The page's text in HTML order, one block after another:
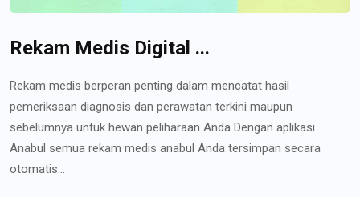
Rekam Medis Digital ...
Rekam medis berperan penting dalam mencatat hasil
pemeriksaan diagnosis dan perawatan terkini maupun
sebelumnya untuk hewan peliharaan Anda Dengan aplikasi
Anabul semua rekam medis anabul Anda tersimpan secara
otomatis...